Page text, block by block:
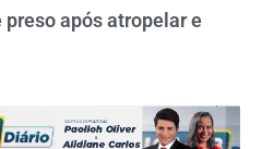
após atropelar e